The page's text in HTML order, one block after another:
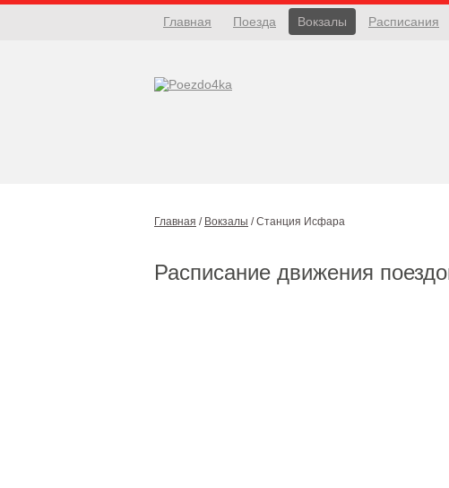
Главная Поезда Вокзалы Расписания
Главная / Вокзалы /Станция Исфара
Расписание движения